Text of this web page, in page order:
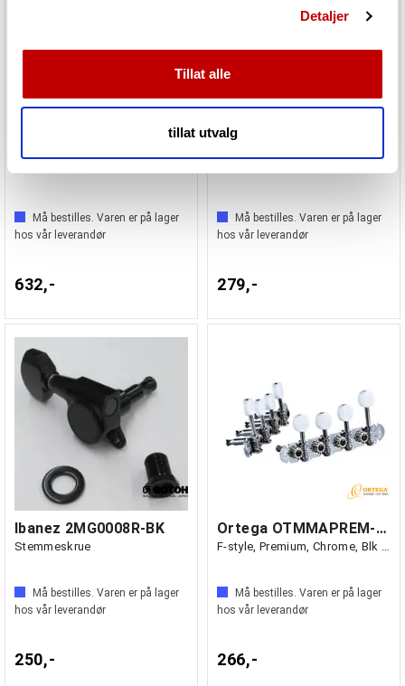
annonser et personlig preg, for å levere sosiale
vårt, med partnerne våre innen sosiale medier,
annonsering og analysearbeid, som kan kombinere den
med annen informasjon du har gjort tilgjengelig for dem,
Detaljer
Tillat alle
tillat utvalg
Gotoh GB707C
Må bestilles. Varen er på lager
hos vår leverandør
632,-
Gotoh 35G450N
Må bestilles. Varen er på lager
hos vår leverandør
279,-
Ibanez 2MG0008R-BK
Stemmeskrue
Må bestilles. Varen er på lager
hos vår leverandør
250,-
Ortega OTMMAPREM-CR Mekanikk Mandolin
F-style, Premium, Chrome, Blk button
Må bestilles. Varen er på lager
hos vår leverandør
266,-